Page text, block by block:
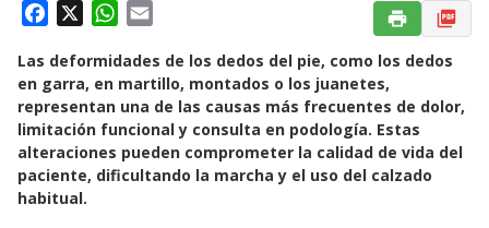
c
e
b
o
o
k
W
a
t
s
A
p
a
i
l
Las deformidades de los dedos del pie, como los dedos
en garra, en martillo, montados o los juanetes,
representan una de las causas más frecuentes de dolor,
limitación funcional y consulta en podología. Estas
alteraciones pueden comprometer la calidad de vida del
paciente, dificultando la marcha y el uso del calzado
habitual.